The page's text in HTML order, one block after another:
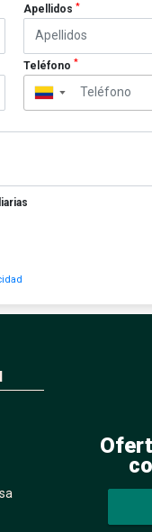
Apellidos *
Teléfono *
▼